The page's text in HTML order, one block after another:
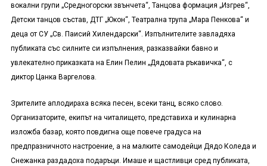
вокални групи „Средногорски звънчета“, Танцова формация „Изгрев“,
Детски танцов състав, ДТГ „Юкон“, Театрална трупа „Мара Пенкова“ и
деца от СУ „Св. Паисий Хилендарски“. Изпълнителите завладяха
публиката със силните си изпълнения, разказвайки бавно и
увлекателно приказката на Елин Пелин „Дядовата ръкавичка“, с
диктор Цанка Варгелова.
Зрителите аплодираха всяка песен, всеки танц, всяко слово.
Организаторите, екипът на читалището, представиха и кулинарна
изложба базар, която повдигна още повече градуса на
предпразничното настроение, а на малките самодейци Дядо Коледа и
Снежанка раздадоха подаръци. Имаше и щастливци сред публиката,